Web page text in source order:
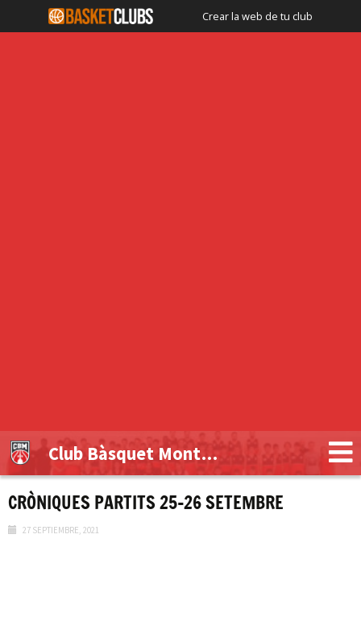
Crear la web de tu club
Club Bàsquet Montblanc
CRÒNIQUES PARTITS 25-26 SETEMBRE
27 SEPTIEMBRE, 2021